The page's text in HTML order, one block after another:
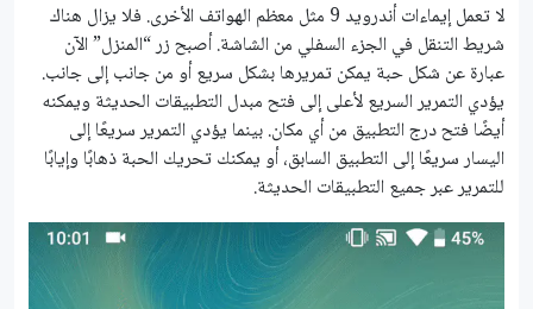
لا تعمل إيماءات أندرويد 9 مثل معظم الهواتف الأخرى. فلا يزال هناك
شريط التنقل في الجزء السفلي من الشاشة. أصبح زر “المنزل” الآن
عبارة عن شكل حبة يمكن تمريرها بشكل سريع أو من جانب إلى جانب.
يؤدي التمرير السريع لأعلى إلى فتح مبدل التطبيقات الحديثة ويمكنه
أيضًا فتح درج التطبيق من أي مكان. بينما يؤدي التمرير سريعًا إلى
اليسار سريعًا إلى التطبيق السابق، أو يمكنك تحريك الحبة ذهابًا وإيابًا
للتمرير عبر جميع التطبيقات الحديثة.